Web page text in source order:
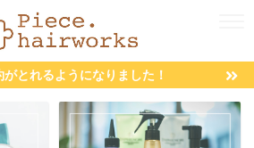
がとれるようになりました！